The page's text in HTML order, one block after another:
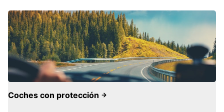
Coches con protección